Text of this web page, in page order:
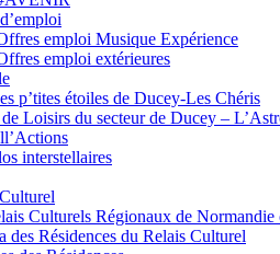
emploi Musique Expérience
emploi extérieures
p’tites étoiles de Ducey-Les Chéris
Loisirs du secteur de Ducey –
interstellaires
Culturels Régionaux de Normandie
des Résidences du Relais Culturel